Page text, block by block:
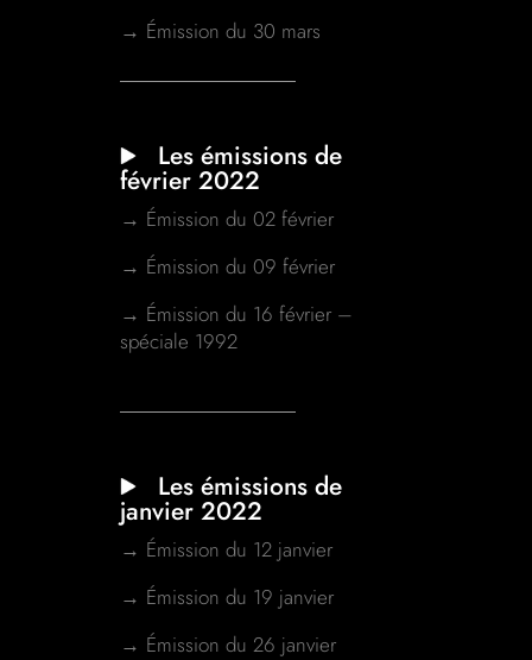
→ Émission du 30 mars
Les émissions de
février 2022
→ Émission du 02 février
→ Émission du 09 février
→ Émission du 16 février –
spéciale 1992
Les émissions de
janvier 2022
→ Émission du 12 janvier
→ Émission du 19 janvier
→ Émission du 26 janvier